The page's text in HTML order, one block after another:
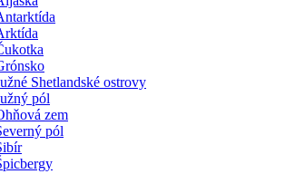
Shetlandské ostrovy
pól
zem
pól